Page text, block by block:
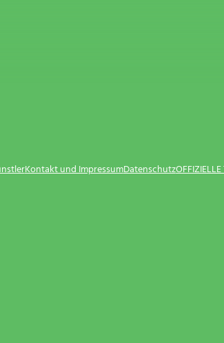
Kontakt und ImpressumDatenschutz